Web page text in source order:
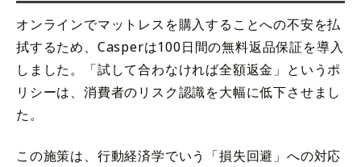
オンラインでマットレスを購入することへの不安を払
拭するため、Casperは100日間の無料返品保証を導入
しました。「試して合わなければ全額返金」というポ
リシーは、消費者のリスク認識を大幅に低下させまし
た。
この施策は、行動経済学でいう「損失回避」への対応